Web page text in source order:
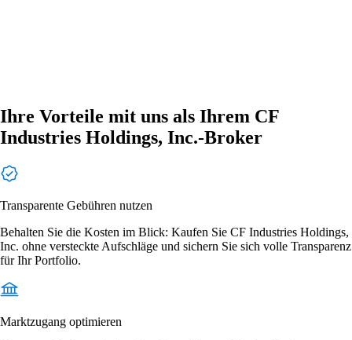
Ihre Vorteile mit uns als Ihrem CF
Industries Holdings, Inc.-Broker
Transparente Gebühren nutzen
Behalten Sie die Kosten im Blick: Kaufen Sie CF Industries Holdings,
Inc. ohne versteckte Aufschläge und sichern Sie sich volle Transparenz
für Ihr Portfolio.
Marktzugang optimieren